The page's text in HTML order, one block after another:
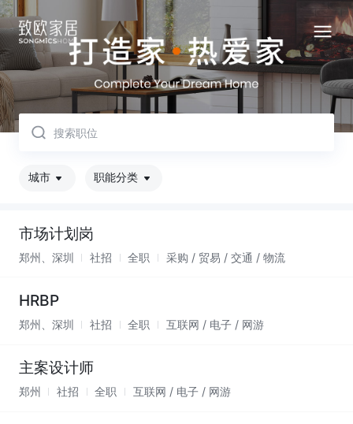
取消
城市 职能分类
市场计划岗
郑州、深圳 社招 全职 采购 / 贸易 / 交通 / 物流
HRBP
郑州、深圳 社招 全职 互联网 / 电子 / 网游
主案设计师
郑州 社招 全职 互联网 / 电子 / 网游